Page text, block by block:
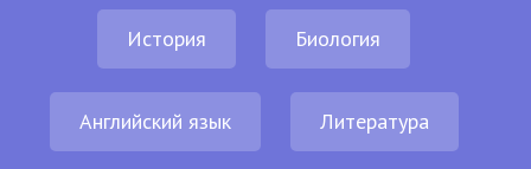
История Биология
Английский язык Литература